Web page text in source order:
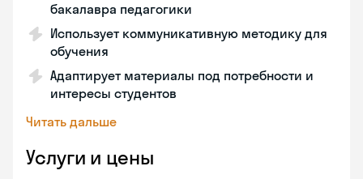
бакалавра педагогики
Использует коммуникативную методику для
обучения
Адаптирует материалы под потребности и
интересы студентов
Читать дальше
Услуги и цены